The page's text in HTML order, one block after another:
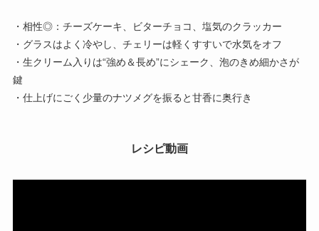
・相性◎：チーズケーキ、ビターチョコ、塩気のクラッカー
・グラスはよく冷やし、チェリーは軽くすすいで水気をオフ
・生クリーム入りは“強め＆長め”にシェーク、泡のきめ細かさが
鍵
・仕上げにごく少量のナツメグを振ると甘香に奥行き
レシピ動画